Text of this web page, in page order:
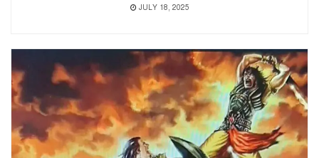
JULY 18, 2025